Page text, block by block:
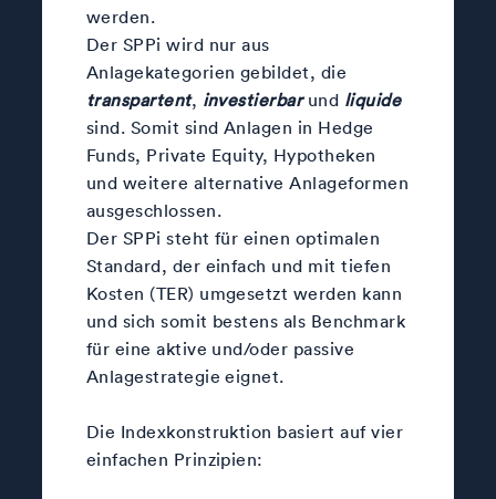
werden.
Der SPPi wird nur aus
Anlagekategorien gebildet, die
transpartent, investierbar und liquide
sind. Somit sind Anlagen in Hedge
Funds, Private Equity, Hypotheken
und weitere alternative Anlageformen
ausgeschlossen.
Der SPPi steht für einen optimalen
Standard, der einfach und mit tiefen
Kosten (TER) umgesetzt werden kann
und sich somit bestens als Benchmark
für eine aktive und/oder passive
Anlagestrategie eignet.
Die Indexkonstruktion basiert auf vier
einfachen Prinzipien: